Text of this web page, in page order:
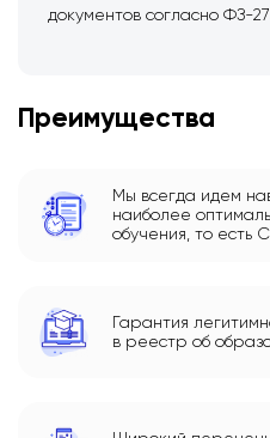
документов согласно ФЗ-
Преимущества
Мы всегда идем
наиболее
обучения, то есть
Гарантия
в реестр об